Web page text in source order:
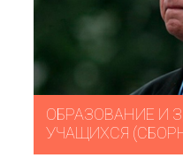
ОБРАЗОВАНИЕ И
УЧАЩИХСЯ